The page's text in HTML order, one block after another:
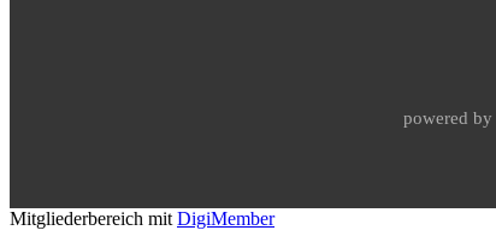
powered by
Mitgliederbereich mit DigiMember